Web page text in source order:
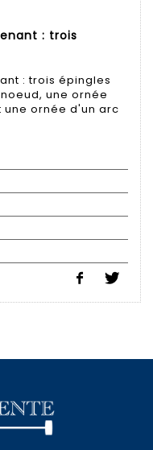
: trois
: trois épingles
une ornée
ornée d'un arc